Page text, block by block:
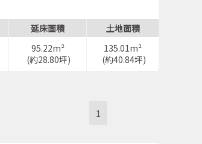
延床面積 土地面積
95.22m²
(約28.80坪)
135.01m²
(約40.84坪)
1